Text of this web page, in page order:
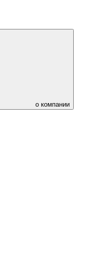
о компании